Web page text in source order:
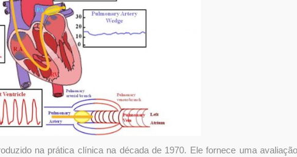
na prática clínica na década de 1970. Ele fornece uma avaliação